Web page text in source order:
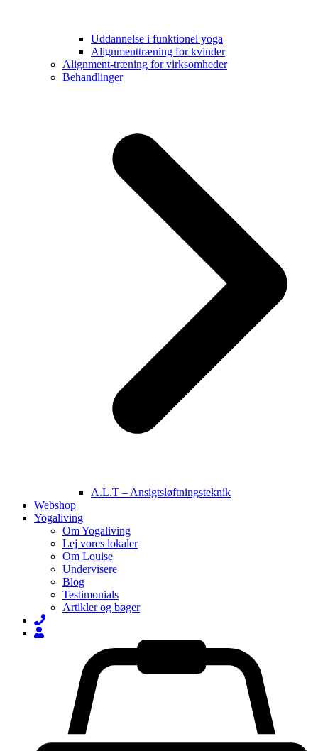
Uddannelse i funktionel yoga
Alignmenttræning for kvinder
Alignment-træning for virksomheder
Behandlinger
A.L.T – Ansigtsløftningsteknik
Webshop
Yogaliving
Om Yogaliving
Lej vores lokaler
Om Louise
Undervisere
Blog
Testimonials
Artikler og bøger